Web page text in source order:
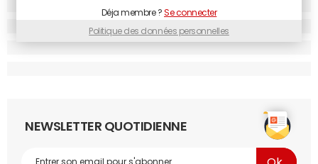
Déja membre ?Se connecter
Politique des données personnelles
NEWSLETTER QUOTIDIENNE